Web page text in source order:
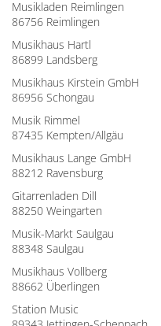
Musikladen Reimlingen
86756 Reimlingen
Musikhaus Hartl
86899 Landsberg
Musikhaus Kirstein GmbH
86956 Schongau
Musik Rimmel
87435 Kempten/Allgäu
Musikhaus Lange GmbH
88212 Ravensburg
Gitarrenladen Dill
88250 Weingarten
Musik-Markt Saulgau
88348 Saulgau
Musikhaus Vollberg
88662 Überlingen
Station Music